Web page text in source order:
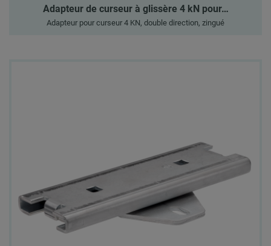
Adapteur de curseur à glissère 4 kN pour…
Adapteur pour curseur 4 KN, double direction, zingué